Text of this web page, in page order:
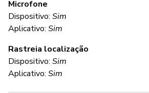
Microfone
Dispositivo: Sim
Aplicativo: Sim
Rastreia localização
Dispositivo: Sim
Aplicativo: Sim